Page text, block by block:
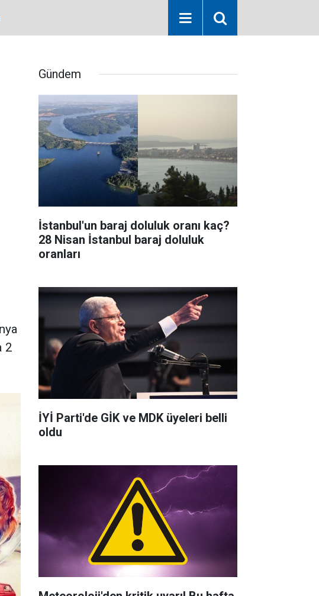
2
Gündem
İstanbul'un baraj doluluk oranı kaç?
28 Nisan İstanbul baraj doluluk
oranları
İYİ Parti'de GİK ve MDK üyeleri belli
oldu